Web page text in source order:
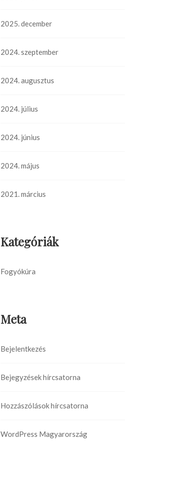
2025. december
2024. szeptember
2024. augusztus
2024. július
2024. június
2024. május
2021. március
Kategóriák
Fogyókúra
Meta
Bejelentkezés
Bejegyzések hírcsatorna
Hozzászólások hírcsatorna
WordPress Magyarország